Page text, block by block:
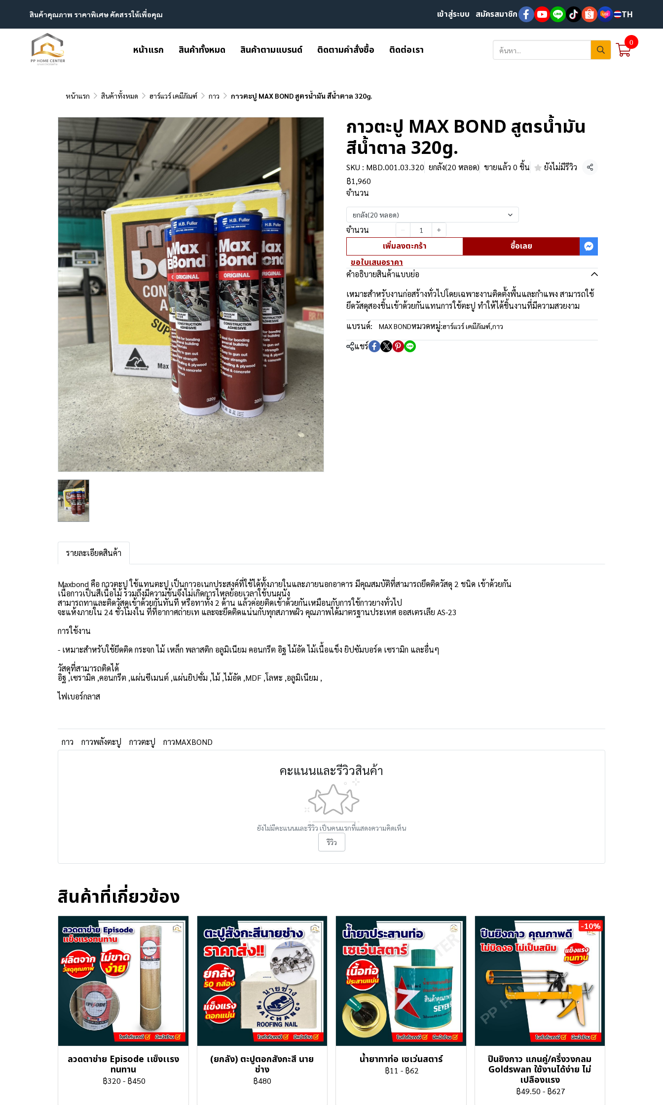
สินค้าคุณภาพ ราคาพิเศษ คัดสรรให้เพื่อคุณ เข้าสู่ระบบ สมัครสมาชิก TH
หน้าแรก สินค้าทั้งหมด สินค้าตามแบรนด์ ติดตามคำสั่งซื้อ ติดต่อเรา
0
หน้าแรก สินค้าทั้งหมด ฮาร์แวร์ เคมีภัณฑ์ กาว กาวตะปู MAX BOND สูตรน้ำมัน สีน้ำตาล 320g.
กาวตะปู MAX BOND สูตรน้ำมัน
สีน้ำตาล 320g.
SKU : MBD.001.03.320 ยกลัง(20 หลอด) ขายแล้ว 0 ชิ้น ยังไม่มีรีวิว แชร์
฿1,960
จำนวน
ยกลัง(20 หลอด)
จำนวน
เพิ่มลงตะกร้า
ซื้อเลย
ขอใบเสนอราคา
คำอธิบายสินค้าแบบย่อ
เหมาะสำหรับงานก่อสร้างทั่วไปโดยเฉพาะงานติดตั้งพื้นและกำแพง สามารถใช้
ยึดวัสดุสองชิ้นเข้าด้วยกันแทนการใช้ตะปู ทำให้ได้ชิ้นงานที่มีความสวยงาม
แบรนด์:
MAX BONDหมวดหมู่:ฮาร์แวร์ เคมีภัณฑ์,กาว
แชร์
รายละเอียดสินค้า
Maxbond คือ กาวตะปู ใช้แทนตะปู เป็นกาวอเนกประสงค์ที่ใช้ได้ทั้งภายในและภายนอกอาคาร มีคุณสมบัติที่สามารถยึดติดวัสดุ 2 ชนิด เข้าด้วยกัน
เนื้อกาวเป็นสีเนื้อไม้ รวมถึงมีความข้นจึงไม่เกิดการไหลย้อยเวลาใช้บนผนัง
สามารถทาและติดวัสดุเข้าด้วยกันทันที หรือทาทั้ง 2 ด้าน แล้วค่อยติดเข้าด้วยกันเหมือนกับการใช้กาวยางทั่วไป
จะแห้งภายใน 24 ชั่วโมงใน ที่ที่อากาศถ่ายเท และจะยึดติดแน่นกับทุกสภาพผิว คุณภาพได้มาตรฐานประเทศ ออสเตรเลีย AS-23
การใช้งาน
- เหมาะสำหรับใช้ยึดติด กระจก ไม้ เหล็ก พลาสติก อลูมิเนียม คอนกรีต อิฐ ไม้อัด ไม้เนื้อแข็ง ยิปซัมบอร์ด เซรามิก และอื่นๆ
วัสดุที่สามารถติดได้
อิฐ ,เซรามิค ,คอนกรีต ,แผ่นซีเมนต์ ,แผ่นยิปซั่ม ,ไม้ ,ไม้อัด ,MDF ,โลหะ ,อลูมิเนียม ,
ไฟเบอร์กลาส
กาว กาวพลังตะปู กาวตะปู กาวMAXBOND
คะแนนและรีวิวสินค้า
ยังไม่มีคะแนนและรีวิว เป็นคนแรกที่แสดงความคิดเห็น
รีวิว
สินค้าที่เกี่ยวข้อง
ลวดตาข่าย Episode เเข็งเเรง
ทนทาน
฿320 - ฿450
(ยกลัง) ตะปูตอกสังกะสี นาย
ช่าง
฿480
น้ำยาทาท่อ เซเว่นสตาร์
฿11 - ฿62
-10%
ปืนยิงกาว แกนคู่/ครึ่งวงกลม
Goldswan ใช้งานได้ง่าย ไม่
เปลืองแรง
฿49.50 - ฿627